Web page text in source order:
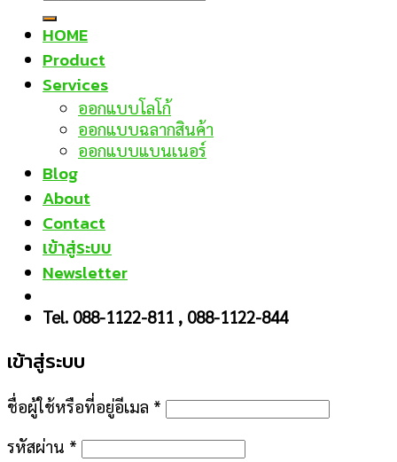
HOME
Product
Services
ออกแบบโลโก้
ออกแบบฉลากสินค้า
ออกแบบแบนเนอร์
Blog
About
Contact
เข้าสู่ระบบ
Newsletter
Tel. 088-1122-811 , 088-1122-844
เข้าสู่ระบบ
ชื่อผู้ใช้หรือที่อยู่อีเมล *
รหัสผ่าน *